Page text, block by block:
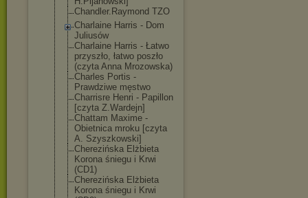
Chandler.Raymond TZO
Charlaine Harris - Dom
Juliusów
Charlaine Harris - Łatwo
przyszło, łatwo poszło
(czyta Anna Mrozowska)
Charles Portis -
Prawdziwe męstwo
Charrisre Henri - Papillon
[czyta Z.Wardejn]
Chattam Maxime -
Obietnica mroku [czyta
A. Szyszkowski]
Cherezińska Elżbieta
Korona śniegu i Krwi
(CD1)
Cherezińska Elżbieta
Korona śniegu i Krwi